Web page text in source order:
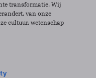
transformatie. Wij
van onze
cultuur, wetenschap